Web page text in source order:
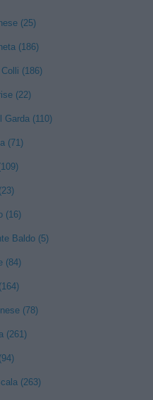
(25)
(186)
(186)
(22)
Garda (110)
(71)
(16)
Baldo (5)
(84)
(78)
(261)
(263)